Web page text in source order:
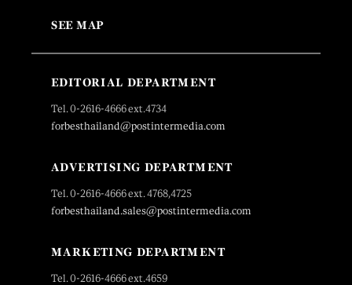
SEE MAP
EDITORIAL DEPARTMENT
Tel. 0-2616-4666 ext.4734
forbesthailand@postintermedia.com
ADVERTISING DEPARTMENT
Tel. 0-2616-4666 ext. 4768,4725
forbesthailand.sales@postintermedia.com
MARKETING DEPARTMENT
Tel. 0-2616-4666 ext.4659